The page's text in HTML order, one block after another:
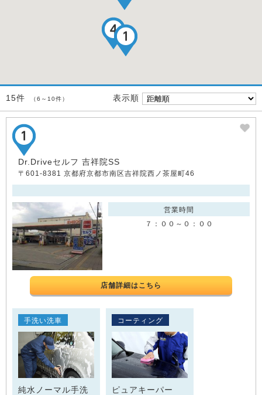
15件 （6～10件） 表示順
Dr.Driveセルフ 吉祥院SS
〒601-8381 京都府京都市南区吉祥院西ノ茶屋町46
営業時間
７：００～０：００
店舗詳細はこちら
手洗い洗車
純水ノーマル手洗
コーティング
ピュアキーパー